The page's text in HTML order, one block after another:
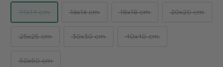
14x14 cm
16x16 cm 18x18 cm 20x20 cm
25x25 cm 30x30 cm 40x40 cm
50x50 cm